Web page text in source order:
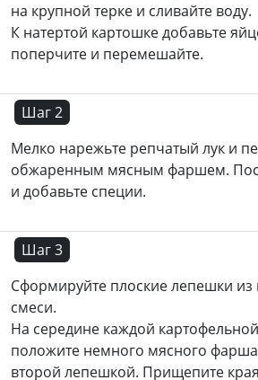
на крупной терке и сливайте воду.
К натертой картошке добавьте
поперчите и перемешайте.
Шаг 2
Мелко нарежьте репчатый лук и
обжаренным мясным фаршем.
и добавьте специи.
Шаг 3
Сформируйте плоские лепешки из
смеси.
На середине каждой
положите немного мясного
второй лепешкой. Прищепите